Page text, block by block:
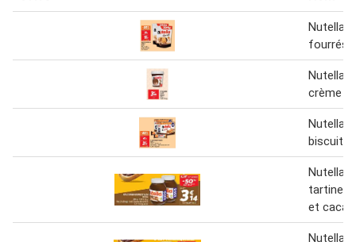
Nutella
fourrés
Nutella
crème
Nutella
biscuits
Nutella
tartiner
et cacao
Nutella